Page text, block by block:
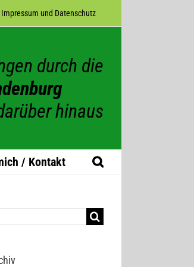
Impres­sum und Datenschutz
durch die
hinaus
/ Kontakt